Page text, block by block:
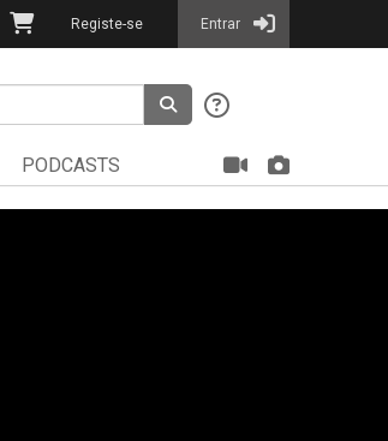
Registe-se Entrar
PODCASTS